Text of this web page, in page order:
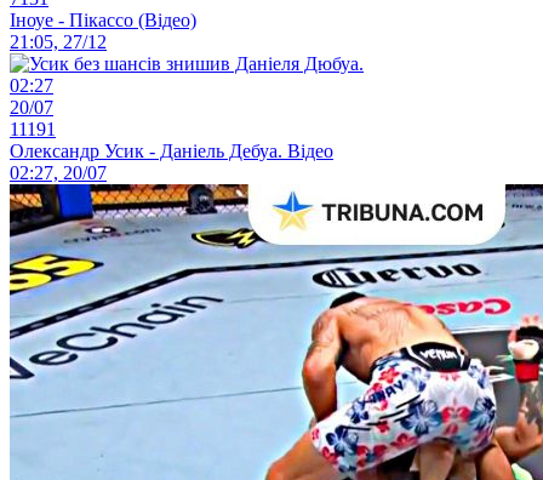
Іноуе - Пікассо (Відео)
21:05, 27/12
02:27
20/07
11191
Олександр Усик - Даніель Дебуа. Відео
02:27, 20/07